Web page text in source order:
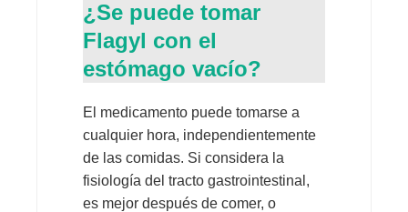
¿Se puede tomar
Flagyl con el
estómago vacío?
El medicamento puede tomarse a
cualquier hora, independientemente
de las comidas. Si considera la
fisiología del tracto gastrointestinal,
es mejor después de comer, o